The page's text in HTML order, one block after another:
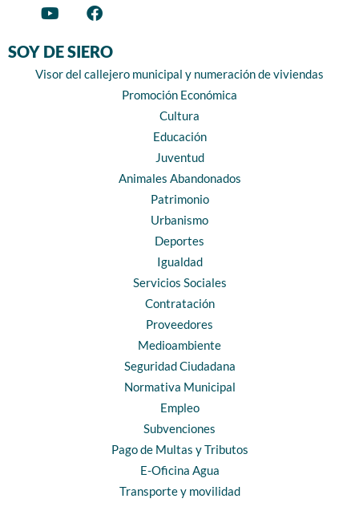
SOY DE SIERO
Visor del callejero municipal y numeración de viviendas
Promoción Económica
Cultura
Educación
Juventud
Animales Abandonados
Patrimonio
Urbanismo
Deportes
Igualdad
Servicios Sociales
Contratación
Proveedores
Medioambiente
Seguridad Ciudadana
Normativa Municipal
Empleo
Subvenciones
Pago de Multas y Tributos
E-Oficina Agua
Transporte y movilidad